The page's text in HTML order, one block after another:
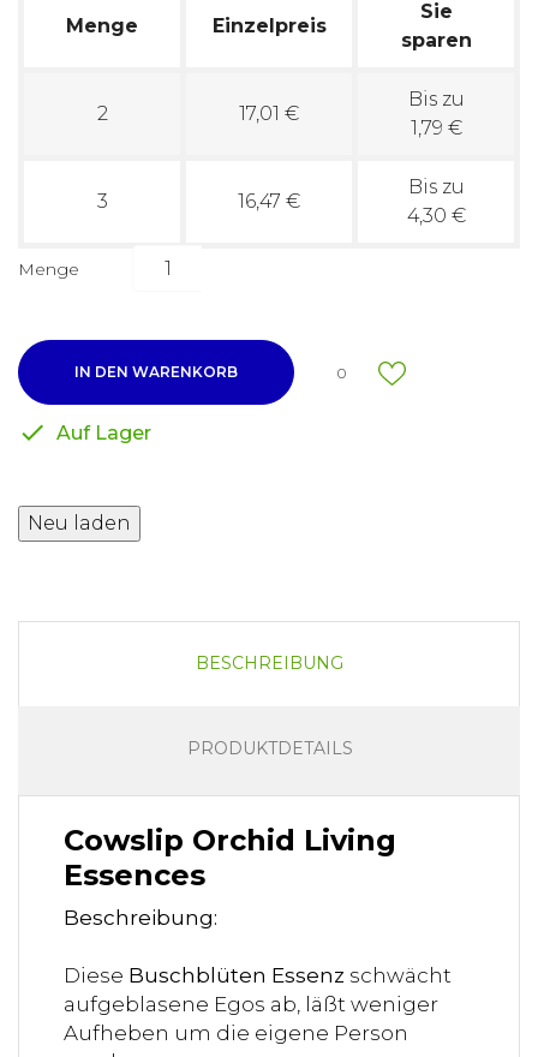
Menge Einzelpreis
Sie
sparen
2 17,01 €
Bis zu
1,79 €
3 16,47 €
Bis zu
4,30 €
Menge
IN DEN WARENKORB 0
 Auf Lager
BESCHREIBUNG
PRODUKTDETAILS
Cowslip Orchid Living
Essences
Beschreibung:
Diese Buschblüten Essenz schwächt
aufgeblasene Egos ab, läßt weniger
Aufheben um die eigene Person